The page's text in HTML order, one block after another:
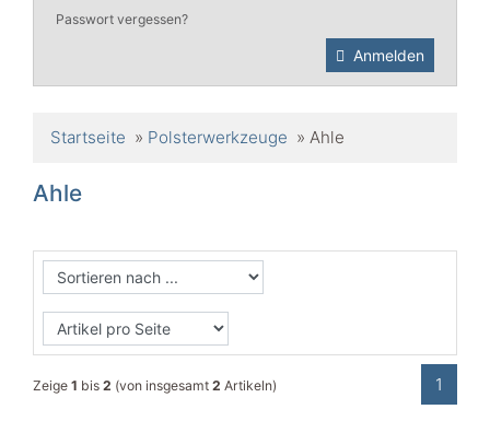
Passwort vergessen?
Anmelden
Startseite » Polsterwerkzeuge » Ahle
Ahle
Zeige 1 bis 2 (von insgesamt 2 Artikeln) 1